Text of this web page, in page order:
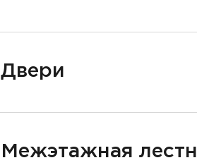
Двери
Межэтажная